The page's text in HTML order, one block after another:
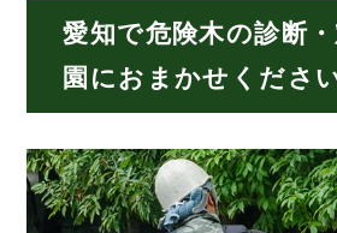
愛知で危険木の診断
園におまかせくださ